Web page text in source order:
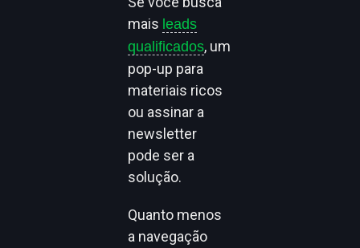
mais leads
qualificados, um
pop-up para
materiais ricos
ou assinar a
newsletter
pode ser a
solução.
Quanto menos
a navegação